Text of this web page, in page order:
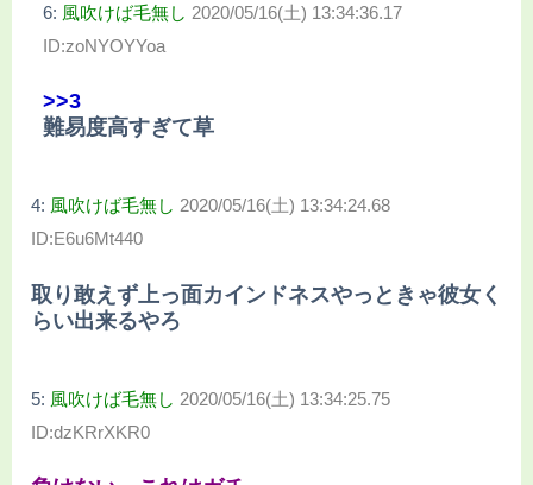
6: 風吹けば毛無し 2020/05/16(土) 13:34:36.17
ID:zoNYOYYoa
>>3
難易度高すぎて草
4: 風吹けば毛無し 2020/05/16(土) 13:34:24.68
ID:E6u6Mt440
取り敢えず上っ面カインドネスやっときゃ彼女く
らい出来るやろ
5: 風吹けば毛無し 2020/05/16(土) 13:34:25.75
ID:dzKRrXKR0